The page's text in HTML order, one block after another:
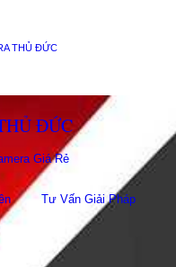
THỦ ĐỨC
ĐỨC
Giá Rẻ
Tư Vấn Giải Pháp